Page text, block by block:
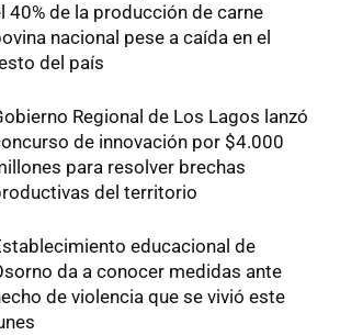
40% de la producción de carne
nacional pese a caída en el
del país
Regional de Los Lagos lanzó
de innovación por $4.000
para resolver brechas
del territorio
educacional de
da a conocer medidas ante
de violencia que se vivió este